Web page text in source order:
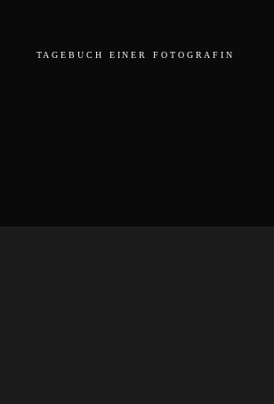
TAGEBUCH EINER FOTOGRAFIN